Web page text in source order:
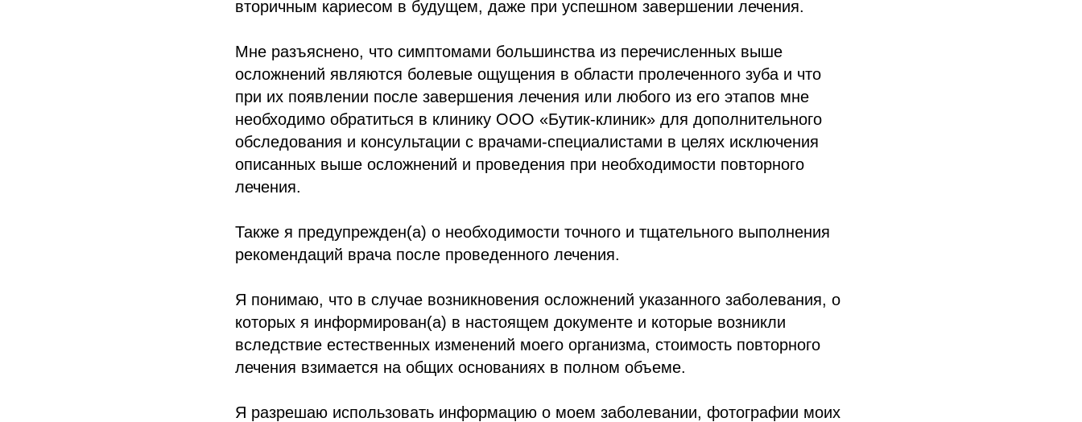
вторичным кариесом в будущем, даже при успешном завершении лечения.
Мне разъяснено, что симптомами большинства из перечисленных выше
осложнений являются болевые ощущения в области пролеченного зуба и что
при их появлении после завершения лечения или любого из его этапов мне
необходимо обратиться в клинику ООО «Бутик-клиник» для дополнительного
обследования и консультации с врачами-специалистами в целях исключения
описанных выше осложнений и проведения при необходимости повторного
лечения.
Также я предупрежден(а) о необходимости точного и тщательного выполнения
рекомендаций врача после проведенного лечения.
Я понимаю, что в случае возникновения осложнений указанного заболевания, о
которых я информирован(а) в настоящем документе и которые возникли
вследствие естественных изменений моего организма, стоимость повторного
лечения взимается на общих основаниях в полном объеме.
Я разрешаю использовать информацию о моем заболевании, фотографии моих